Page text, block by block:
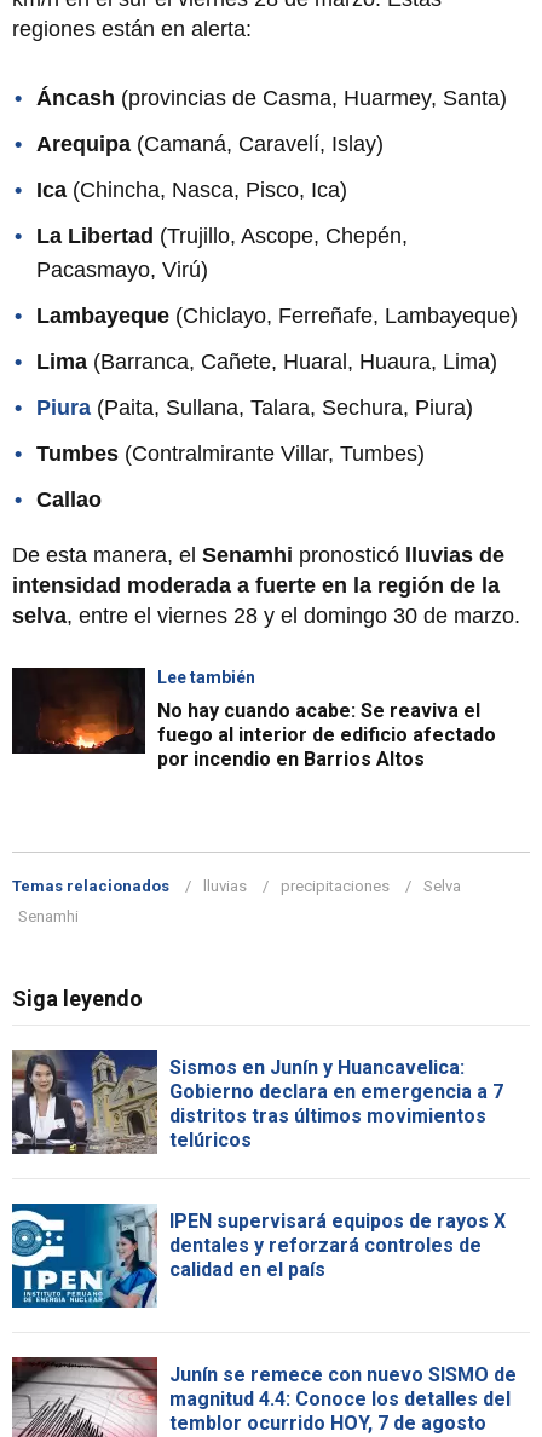
regiones están en alerta:
Áncash (provincias de Casma, Huarmey, Santa)
Arequipa (Camaná, Caravelí, Islay)
Ica (Chincha, Nasca, Pisco, Ica)
La Libertad (Trujillo, Ascope, Chepén,
Pacasmayo, Virú)
Lambayeque (Chiclayo, Ferreñafe, Lambayeque)
Lima (Barranca, Cañete, Huaral, Huaura, Lima)
Piura (Paita, Sullana, Talara, Sechura, Piura)
Tumbes (Contralmirante Villar, Tumbes)
Callao
De esta manera, el Senamhi pronosticó
lluvias de
intensidad moderada a fuerte en la región de la
selva, entre el viernes 28 y el domingo 30 de marzo.
Lee también
No hay cuando acabe: Se reaviva el
fuego al interior de edificio afectado
por incendio en Barrios Altos
Temas relacionados lluvias precipitaciones
Selva
Senamhi
Siga leyendo
Sismos en Junín y Huancavelica:
Gobierno declara en emergencia a 7
distritos tras últimos movimientos
telúricos
IPEN supervisará equipos de rayos X
dentales y reforzará controles de
calidad en el país
Junín se remece con nuevo SISMO de
magnitud 4.4: Conoce los detalles del
temblor ocurrido HOY, 7 de agosto